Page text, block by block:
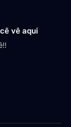
vê aqui